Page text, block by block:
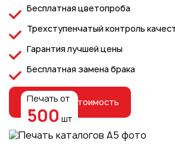
Папки
Календари
Упаковка
Блокноты с
Пакеты
Конверты
Журналы
Бесплатная цветопроба
Трехступенчатый контроль
Гарантия лучшей цены
Бесплатная замена брака
Рассчитать стоимость
Печать от
500 шт